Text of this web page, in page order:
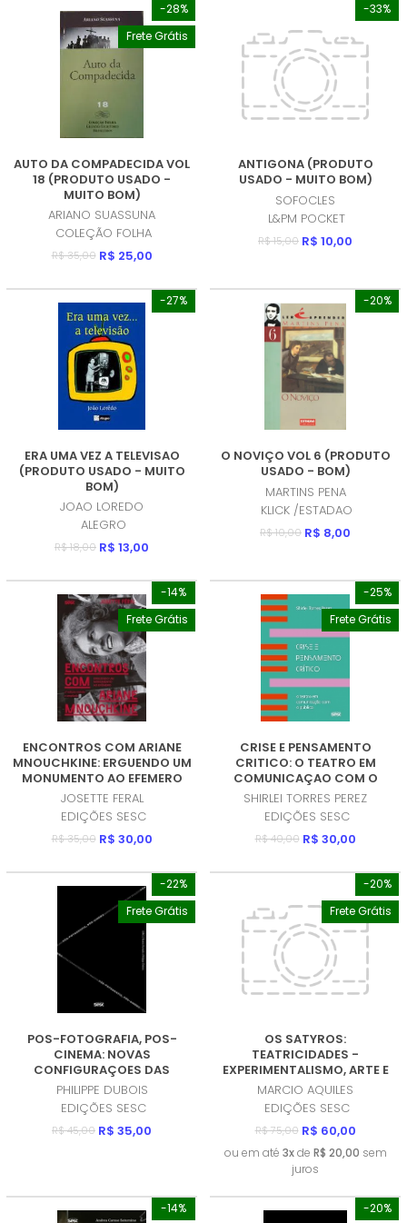
-28%
Frete Grátis
AUTO DA COMPADECIDA VOL
18 (PRODUTO USADO -
MUITO BOM)
ARIANO SUASSUNA
COLEÇÃO FOLHA
R$ 35,00 R$ 25,00
-33%
ANTIGONA (PRODUTO
USADO - MUITO BOM)
SOFOCLES
L&PM POCKET
R$ 15,00 R$ 10,00
-27%
ERA UMA VEZ A TELEVISAO
(PRODUTO USADO - MUITO
BOM)
JOAO LOREDO
ALEGRO
R$ 18,00 R$ 13,00
-20%
O NOVIÇO VOL 6 (PRODUTO
USADO - BOM)
MARTINS PENA
KLICK /ESTADAO
R$ 10,00 R$ 8,00
-14%
Frete Grátis
ENCONTROS COM ARIANE
MNOUCHKINE: ERGUENDO UM
MONUMENTO AO EFEMERO
(PRODUTO USADO - COMO
NOVO)
JOSETTE FERAL
EDIÇÕES SESC
R$ 35,00 R$ 30,00
-25%
Frete Grátis
CRISE E PENSAMENTO
CRITICO: O TEATRO EM
COMUNICAÇAO COM O
PUBLICO (PRODUTO USADO -
MUITO BOM)
SHIRLEI TORRES PEREZ
EDIÇÕES SESC
R$ 40,00 R$ 30,00
-22%
Frete Grátis
POS-FOTOGRAFIA, POS-
CINEMA: NOVAS
CONFIGURAÇOES DAS
IMAGENS (PRODUTO USADO
- MUITO BOM)
PHILIPPE DUBOIS
EDIÇÕES SESC
R$ 45,00 R$ 35,00
-20%
Frete Grátis
OS SATYROS:
TEATRICIDADES -
EXPERIMENTALISMO, ARTE E
POLITICA (PRODUTO USADO
- MUITO BOM)
MARCIO AQUILES
EDIÇÕES SESC
R$ 75,00 R$ 60,00
ou em até 3xde R$ 20,00 sem
juros
-14% -20%